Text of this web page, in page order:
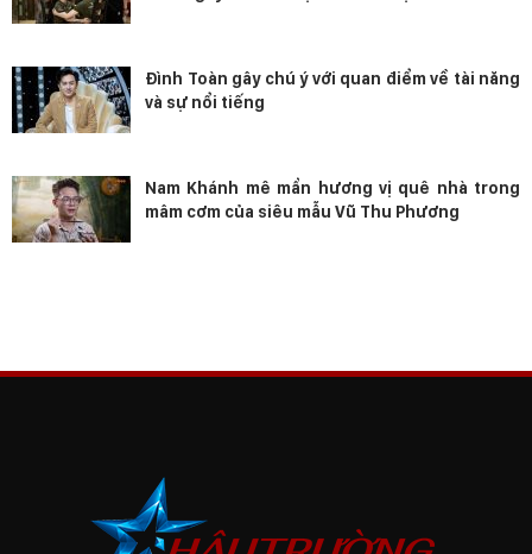
Đình Toàn gây chú ý với quan điểm về tài năng
và sự nổi tiếng
Nam Khánh mê mẩn hương vị quê nhà trong
mâm cơm của siêu mẫu Vũ Thu Phương